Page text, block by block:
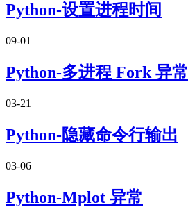
Python-设置进程时间
09-01
Python-多进程 Fork 异常
03-21
Python-隐藏命令行输出
03-06
Python-Mplot 异常